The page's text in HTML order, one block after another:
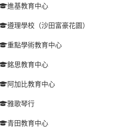
進基教育中心
遵理學校（沙田富豪花園）
重點學術教育中心
銘思教育中心
阿加比教育中心
雅歌琴行
青田教育中心